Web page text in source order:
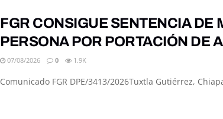
FGR CONSIGUE SENTENCIA DE
PERSONA POR PORTACIÓN DE
07/08/2026 0 1.9K
Comunicado FGR DPE/3413/2026Tuxtla Gutiérrez,